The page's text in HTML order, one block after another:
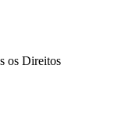
os Direitos